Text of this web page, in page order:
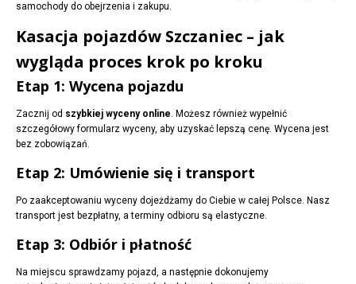
samochody do obejrzenia i zakupu.
Kasacja pojazdów Szczaniec – jak
wygląda proces krok po kroku
Etap 1: Wycena pojazdu
Zacznij od szybkiej wyceny online. Możesz również wypełnić
szczegółowy formularz wyceny, aby uzyskać lepszą cenę. Wycena jest
bez zobowiązań.
Etap 2: Umówienie się i transport
Po zaakceptowaniu wyceny dojeżdżamy do Ciebie w całej Polsce. Nasz
transport jest bezpłatny, a terminy odbioru są elastyczne.
Etap 3: Odbiór i płatność
Na miejscu sprawdzamy pojazd, a następnie dokonujemy